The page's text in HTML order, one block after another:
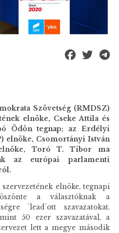
Szövetség (RMDSZ)
elnöke, Cseke Attila és
Ödön tegnap; az Erdélyi
elnöke, Csomortányi István
Toró T. Tibor ma
az európai parlamenti
elnöke, tegnapi
a választóknak a
`lead`ott szavazatokat.
50 ezer szavazatával, a
lett a megye második